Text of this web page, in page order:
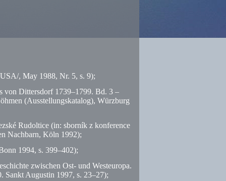
, May 1988, Nr. 5, s. 9);
von Dittersdorf 1739–1799. Bd. 3 –
(Ausstellungskatalog), Würzburg
Rudoltice (in: sborník z konference
Nachbarn, Köln 1992);
1994, s. 399–402);
zwischen Ost- und Westeuropa.
Sankt Augustin 1997, s. 23–27);